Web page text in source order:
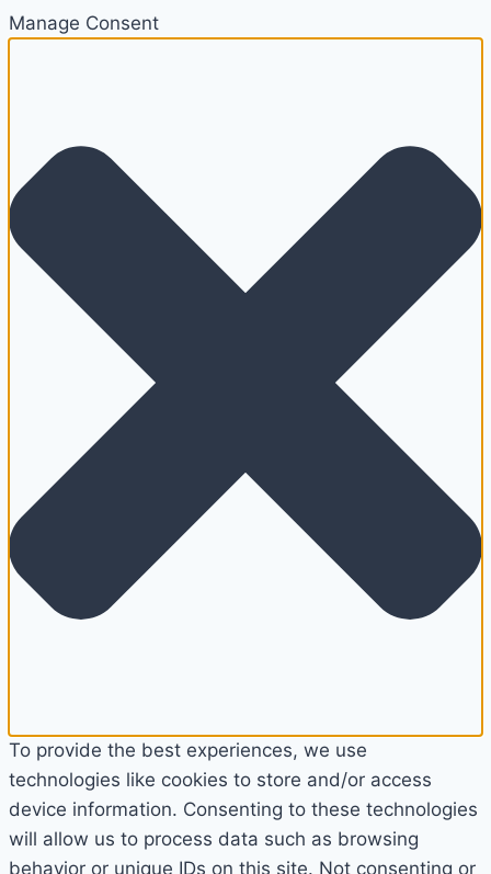
Manage Consent
To provide the best experiences, we use
technologies like cookies to store and/or access
device information. Consenting to these technologies
will allow us to process data such as browsing
behavior or unique IDs on this site. Not consenting or